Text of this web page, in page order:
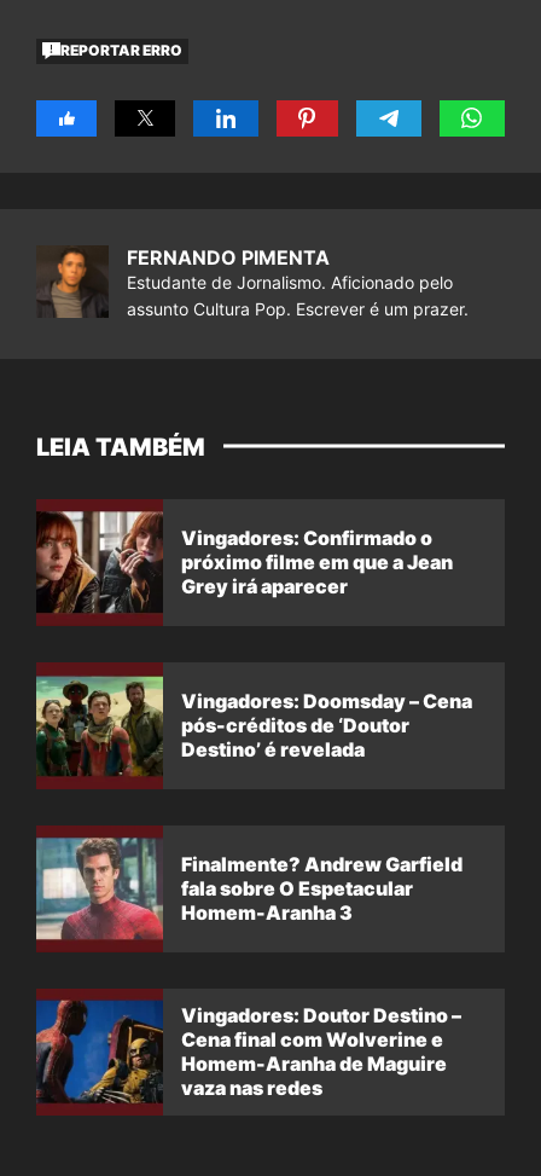
REPORTAR ERRO
FERNANDO PIMENTA
Estudante de Jornalismo. Aficionado pelo
assunto Cultura Pop. Escrever é um prazer.
LEIA TAMBÉM
Vingadores: Confirmado o
próximo filme em que a Jean
Grey irá aparecer
Vingadores: Doomsday – Cena
pós-créditos de ‘Doutor
Destino’ é revelada
Finalmente? Andrew Garfield
fala sobre O Espetacular
Homem-Aranha 3
Vingadores: Doutor Destino –
Cena final com Wolverine e
Homem-Aranha de Maguire
vaza nas redes